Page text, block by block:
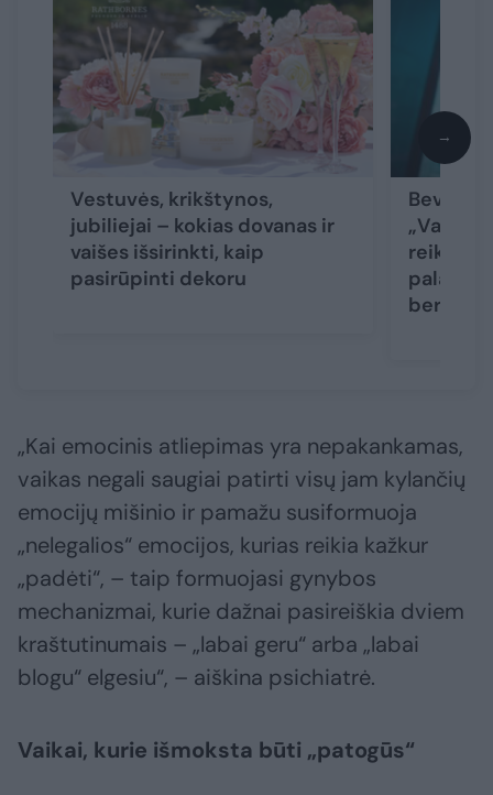
Vestuvės, krikštynos,
jubiliejai – kokias dovanas ir
vaišes išsirinkti, kaip
pasirūpinti dekoru
Beveik
„Vaikų
reikia
→
„Kai emocinis atliepimas yra nepakankamas,
vaikas negali saugiai patirti visų jam kylančių
emocijų mišinio ir pamažu susiformuoja
„nelegalios“ emocijos, kurias reikia kažkur
„padėti“, – taip formuojasi gynybos
mechanizmai, kurie dažnai pasireiškia dviem
kraštutinumais – „labai geru“ arba „labai
blogu“ elgesiu“, – aiškina psichiatrė.
Vaikai, kurie išmoksta būti „patogūs“